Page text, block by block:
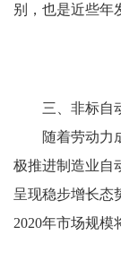
别，也是近些年
三、非标自
随着劳动力
极推进制造业自
呈现稳步增长态
2020年市场规模